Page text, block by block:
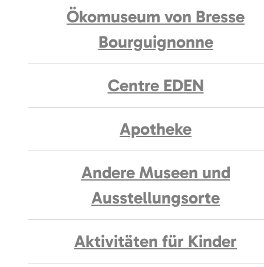
Ökomuseum von Bresse
Bourguignonne
Centre EDEN
Apotheke
Andere Museen und
Ausstellungsorte
Aktivitäten für Kinder